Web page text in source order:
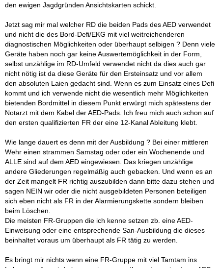
den ewigen Jagdgründen Ansichtskarten schickt.
Jetzt sag mir mal welcher RD die beiden Pads des AED verwendet
und nicht die des Bord-Defi/EKG mit viel weitreichenderen
diagnostischen Möglichkeiten oder überhaupt selbigen ? Denn viele
Geräte haben noch gar keine Auswertemöglichkeit in der Form,
selbst unzählige im RD-Umfeld verwendet nicht da dies auch gar
nicht nötig ist da diese Geräte für den Ersteinsatz und vor allem
den absoluten Laien gedacht sind. Wenn es zum Einsatz eines Defi
kommt und ich verwende nicht die wesentlich mehr Möglichkeiten
bietenden Bordmittel in diesem Punkt erwürgt mich spätestens der
Notarzt mit dem Kabel der AED-Pads. Ich freu mich auch schon auf
den ersten qualifizierten FR der eine 12-Kanal Ableitung klebt.
Wie lange dauert es denn mit der Ausbildung ? Bei einer mittleren
Wehr einen strammen Samstag oder oder ein Wochenende und
ALLE sind auf dem AED eingewiesen. Das kriegen unzählige
andere Gliederungen regelmäßig auch gebacken. Und wenn es an
der Zeit mangelt FR richtig auszubilden dann bitte dazu stehen und
sagen NEIN wir oder die nicht ausgebildeten Personen beteiligen
sich eben nicht als FR in der Alarmierungskette sondern bleiben
beim Löschen.
Die meisten FR-Gruppen die ich kenne setzen zb. eine AED-
Einweisung oder eine entsprechende San-Ausbildung die dieses
beinhaltet voraus um überhaupt als FR tätig zu werden.
Es bringt mir nichts wenn eine FR-Gruppe mit viel Tamtam ins